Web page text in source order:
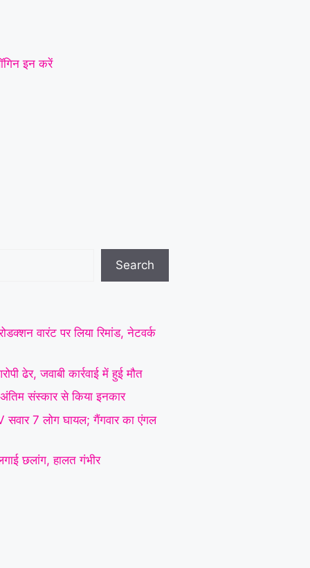
इन करें
Search
वारंट पर लिया रिमांड, नेटवर्क
ढेर, जवाबी कार्रवाई में हुई मौत
अंतिम संस्कार से किया इनकार
सवार 7 लोग घायल; गैंगवार का एंगल
छलांग, हालत गंभीर